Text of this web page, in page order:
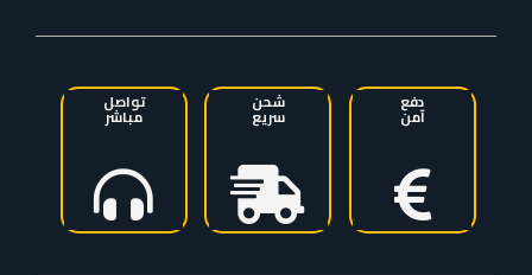
دفع
آمن
شحن
سريع
تواصل
مباشر